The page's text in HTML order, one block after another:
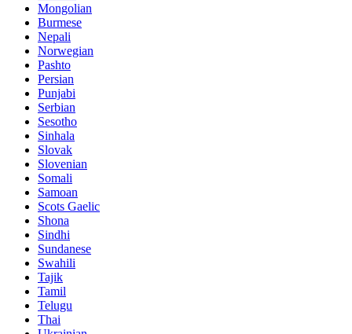
Mongolian
Burmese
Nepali
Norwegian
Pashto
Persian
Punjabi
Serbian
Sesotho
Sinhala
Slovak
Slovenian
Somali
Samoan
Scots Gaelic
Shona
Sindhi
Sundanese
Swahili
Tajik
Tamil
Telugu
Thai